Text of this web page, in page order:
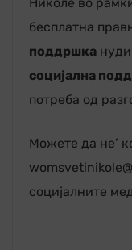
бесплатна
поддршка
социјална
потреба од
Можете да не’
социјалните